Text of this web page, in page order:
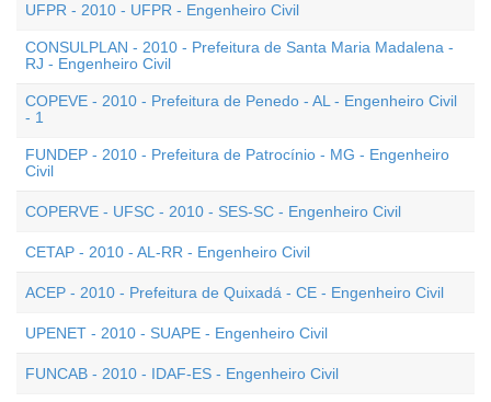
UFPR - 2010 - UFPR - Engenheiro Civil
CONSULPLAN - 2010 - Prefeitura de Santa Maria Madalena -
RJ - Engenheiro Civil
COPEVE - 2010 - Prefeitura de Penedo - AL - Engenheiro Civil
- 1
FUNDEP - 2010 - Prefeitura de Patrocínio - MG - Engenheiro
Civil
COPERVE - UFSC - 2010 - SES-SC - Engenheiro Civil
CETAP - 2010 - AL-RR - Engenheiro Civil
ACEP - 2010 - Prefeitura de Quixadá - CE - Engenheiro Civil
UPENET - 2010 - SUAPE - Engenheiro Civil
FUNCAB - 2010 - IDAF-ES - Engenheiro Civil